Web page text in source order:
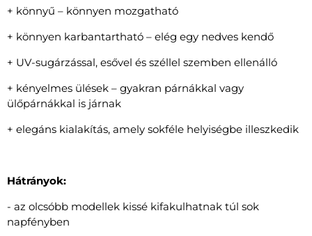
+ könnyű – könnyen mozgatható
+ könnyen karbantartható – elég egy nedves kendő
+ UV-sugárzással, esővel és széllel szemben ellenálló
+ kényelmes ülések – gyakran párnákkal vagy
ülőpárnákkal is járnak
+ elegáns kialakítás, amely sokféle helyiségbe illeszkedik
Hátrányok:
- az olcsóbb modellek kissé kifakulhatnak túl sok
napfényben